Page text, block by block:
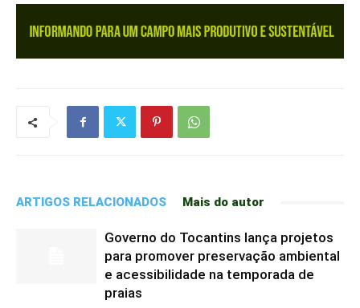
ARTIGOS RELACIONADOS Mais do autor
Governo do Tocantins lança projetos
para promover preservação ambiental
e acessibilidade na temporada de
praias